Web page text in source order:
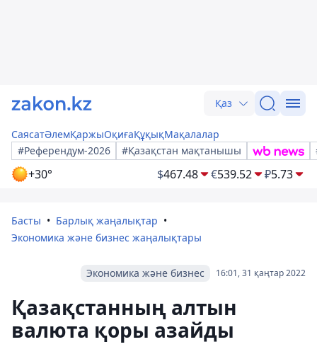
Қаз
СаясатӘлемҚаржыОқиғаҚұқықМақалалар
#Референдум-2026
#Қазақстан мақтанышы
+30° $467.48 €539.52 ₽5.73
Басты
Барлық жаңалықтар
Экономика және бизнес жаңалықтары
16:01, 31 қаңтар 2022
Экономика және бизнес
Қазақстанның алтын
валюта қоры азайды